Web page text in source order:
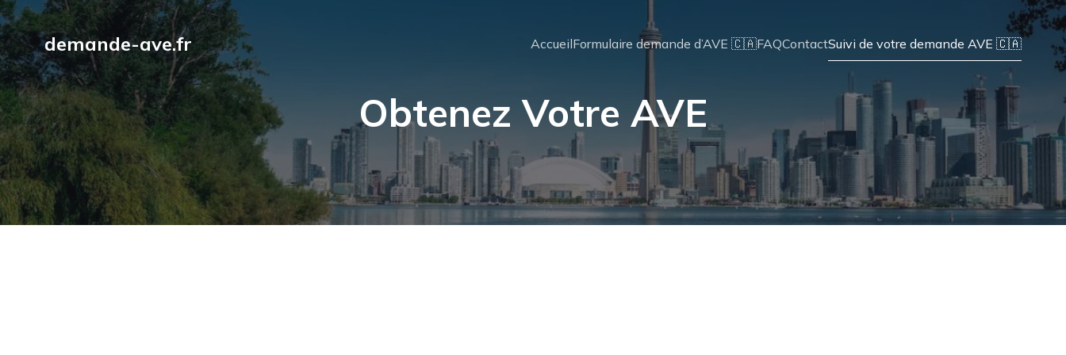
demande-ave.fr AccueilFormulaire demande d’AVE 🇨🇦FAQContactSuivi de votre demande AVE 🇨🇦
Obtenez Votre AVE